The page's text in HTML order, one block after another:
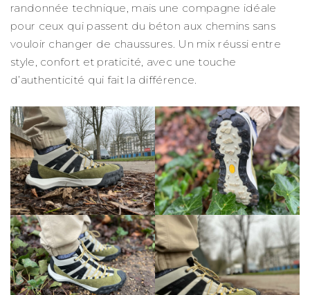
randonnée technique, mais une compagne idéale
pour ceux qui passent du béton aux chemins sans
vouloir changer de chaussures. Un mix réussi entre
style, confort et praticité, avec une touche
d’authenticité qui fait la différence.